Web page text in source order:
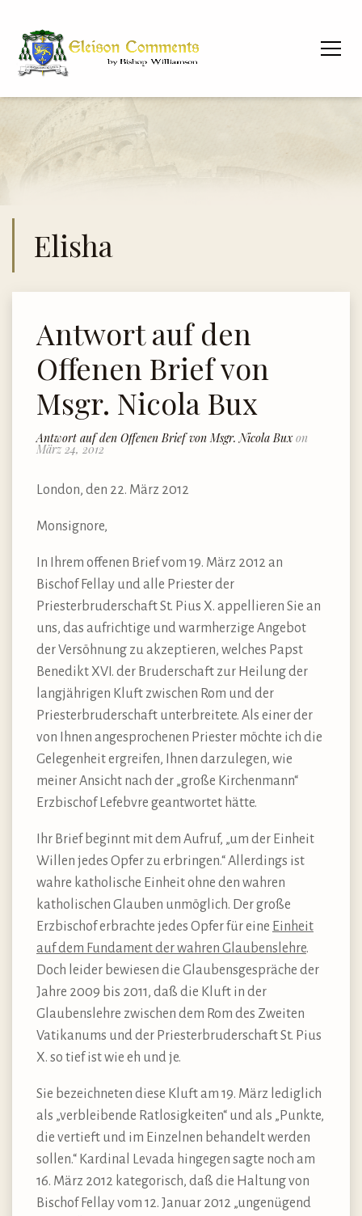
Elisha
Antwort auf den
Offenen Brief von
Msgr. Nicola Bux
Antwort auf den Offenen Brief von Msgr. Nicola Buxon
März 24, 2012
London, den 22. März 2012
Monsignore,
In Ihrem offenen Brief vom 19. März 2012 an
Bischof Fellay und alle Priester der
Priesterbruderschaft St. Pius X. appellieren Sie an
uns, das aufrichtige und warmherzige Angebot
der Versöhnung zu akzeptieren, welches Papst
Benedikt XVI. der Bruderschaft zur Heilung der
langjährigen Kluft zwischen Rom und der
Priesterbruderschaft unterbreitete. Als einer der
von Ihnen angesprochenen Priester möchte ich die
Gelegenheit ergreifen, Ihnen darzulegen, wie
meiner Ansicht nach der „große Kirchenmann“
Erzbischof Lefebvre geantwortet hätte.
Ihr Brief beginnt mit dem Aufruf, „um der Einheit
Willen jedes Opfer zu erbringen.“ Allerdings ist
wahre katholische Einheit ohne den wahren
katholischen Glauben unmöglich. Der große
Erzbischof erbrachte jedes Opfer für eine Einheit
auf dem Fundament der wahren Glaubenslehre.
Doch leider bewiesen die Glaubensgespräche der
Jahre 2009 bis 2011, daß die Kluft in der
Glaubenslehre zwischen dem Rom des Zweiten
Vatikanums und der Priesterbruderschaft St. Pius
X. so tief ist wie eh und je.
Sie bezeichneten diese Kluft am 19. März lediglich
als „verbleibende Ratlosigkeiten“ und als „Punkte,
die vertieft und im Einzelnen behandelt werden
sollen.“ Kardinal Levada hingegen sagte noch am
16. März 2012 kategorisch, daß die Haltung von
Bischof Fellay vom 12. Januar 2012 „ungenügend